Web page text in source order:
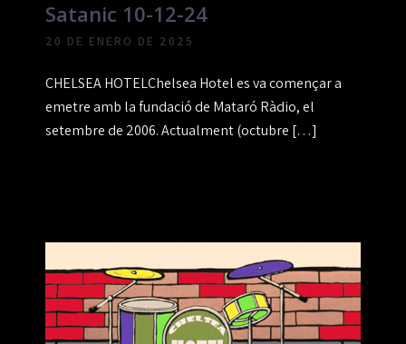
Satanic 10-12-24
20 DE ENERO DE 2025
CHELSEA HOTELChelsea Hotel es va començar a
emetre amb la fundació de Mataró Ràdio, el
setembre de 2006. Actualment (octubre […]